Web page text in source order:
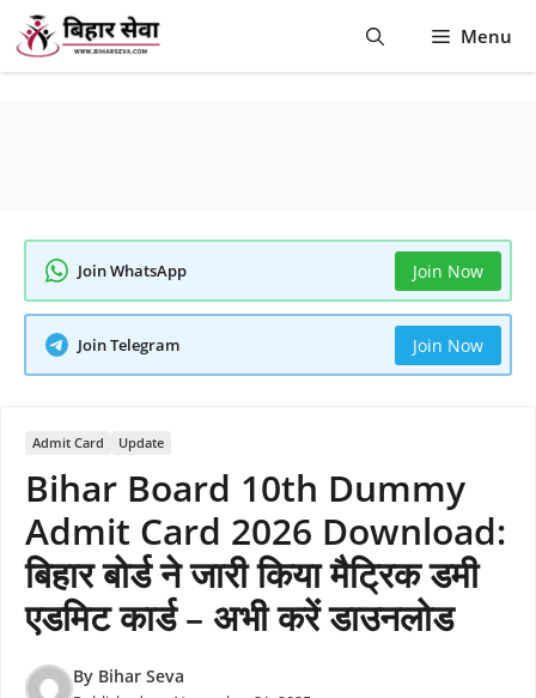
Skip
content
Menu
Join WhatsApp Join Now
Join Telegram Join Now
Admit Card Update
Bihar Board 10th Dummy
Admit Card 2026 Download:
बिहार बोर्ड ने जारी किया मैट्रिक डमी
एडमिट कार्ड – अभी करें डाउनलोड
By Bihar Seva